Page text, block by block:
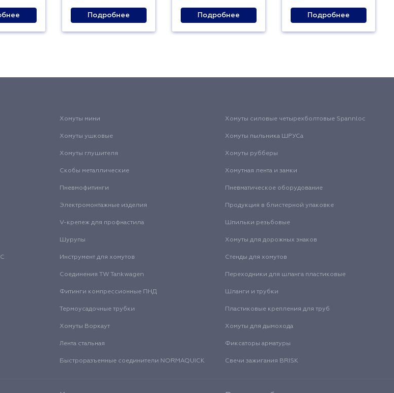
Подробнее Подробнее Подробнее
Хомуты мини Хомуты силовые четырехболтовые Spannloc
Хомуты ушковые Хомуты пыльника ШРУСа
Хомуты глушителя Хомуты рубберы
Скобы металлические Хомутная лента и замки
Пневмофитинги Пневматическое оборудование
Электромонтажные изделия Продукция в блистерной упаковке
V-крепеж для профнастила Шпильки резьбовые
Шурупы Хомуты для дорожных знаков
Инструмент для хомутов Стенды для хомутов
Соединения TW Tankwagen Переходники для шланга пластиковые
Фитинги компрессионные ПНД Шланги и трубки
Термоусадочные трубки Пластиковые крепления для труб
Хомуты Воркаут Хомуты для дымохода
Лента стальная Фиксаторы арматуры
Быстроразъемные соединители NORMAQUICK Свечи зажигания BRISK